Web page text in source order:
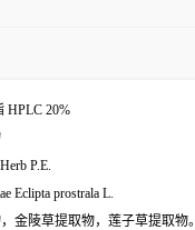
HPLC 20%
P.E.
Eclipta prostrala L.
金陵草提取物，莲子草提取物。